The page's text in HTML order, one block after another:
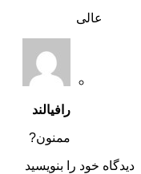
عالی
رافیالند
ممنون?
دیدگاه خود را بنویسید